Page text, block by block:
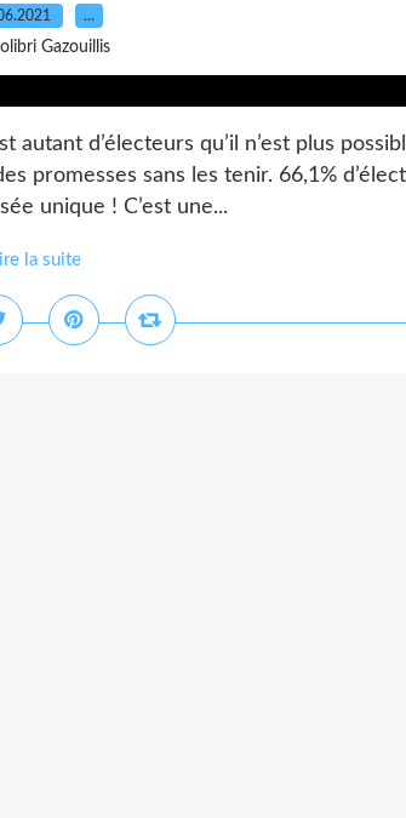
…
Gazouillis
autant d’électeurs qu’il n’est plus
promesses sans les tenir. 66,1%
unique ! C’est une...
la suite